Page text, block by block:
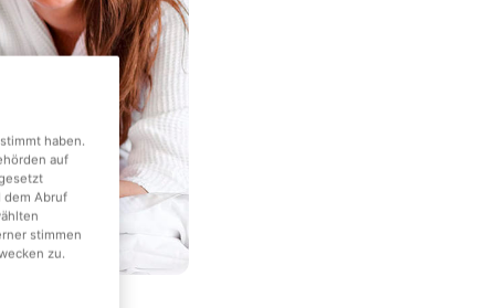
haben.
auf
dem Abruf
stimmen
zu.